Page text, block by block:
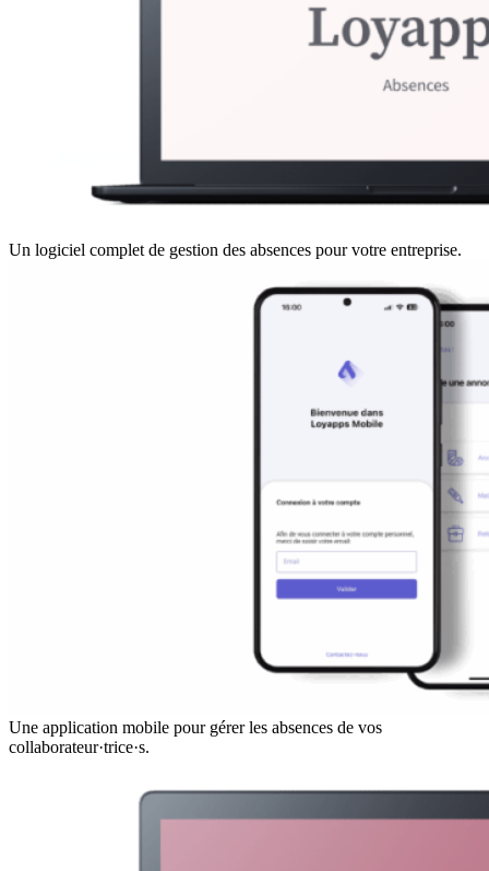
Un logiciel complet de gestion des absences pour votre entreprise.
Une application mobile pour gérer les absences de vos
collaborateur·trice·s.